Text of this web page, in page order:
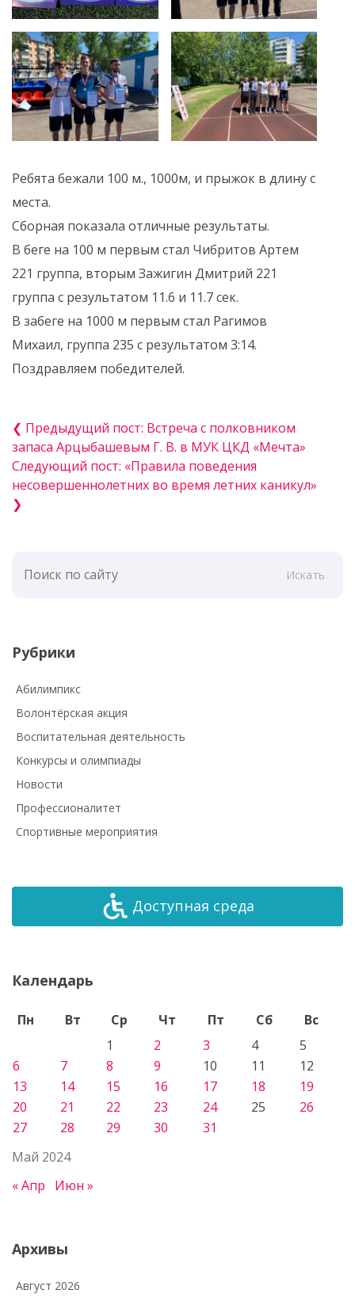
Ребята бежали 100 м., 1000м, и прыжок в длину с
места.
Сборная показала отличные результаты.
В беге на 100 м первым стал Чибритов Артем
221 группа, вторым Зажигин Дмитрий 221
группа с результатом 11.6 и 11.7 сек.
В забеге на 1000 м первым стал Рагимов
Михаил, группа 235 с результатом 3:14.
Поздравляем победителей.
❮ Предыдущий пост: Встреча с полковником
запаса Арцыбашевым Г. В. в МУК ЦКД «Мечта»
Следующий пост: «Правила поведения
несовершеннолетних во время летних каникул»
❯
Искать
Рубрики
Абилимпикс
Волонтёрская акция
Воспитательная деятельность
Конкурсы и олимпиады
Новости
Профессионалитет
Спортивные мероприятия
Доступная среда
Календарь
Май 2024
Пн Вт Ср Чт Пт Сб
Вс
1
2 3 4
5
6
7 8 9 10 11
12
13
14 15 16 17 18
19
20
21 22 23 24 25
26
27
28 29 30 31
« Апр Июн »
Архивы
Август 2026